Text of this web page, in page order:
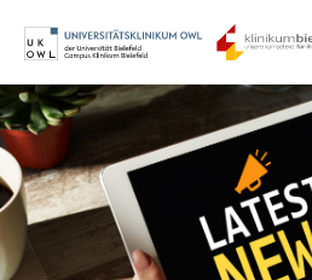
Login
Benutzername
Passwort